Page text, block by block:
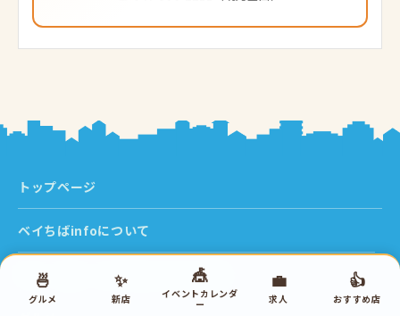
🍜
グルメ
✨
新店
🎪
イベントカレンダ
ー
💼
求人
👍
おすすめ店
トップページ
ベイちばinfoについて
市川・浦安・江戸川区のジモト情報